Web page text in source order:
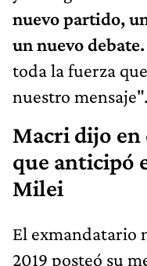
nuevo partido,
un nuevo debate.
toda la fuerza
nuestro mensaje".
Macri dijo en
que anticipó
Milei
El exmandatario
2019 posteó su